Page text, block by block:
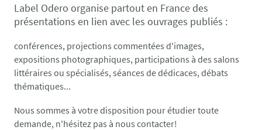
Label Odero organise partout en France des
présentations en lien avec les ouvrages publiés :
conférences, projections commentées d'images,
expositions photographiques, participations à des salons
littéraires ou spécialisés, séances de dédicaces, débats
thématiques...
Nous sommes à votre disposition pour étudier toute
demande, n'hésitez pas à nous contacter!